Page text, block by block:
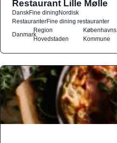
Restaurant Lille Mølle
DanskFine diningNordisk
RestauranterFine dining restauranter
Danmark
Region
Hovedstaden
Københavns
Kommune